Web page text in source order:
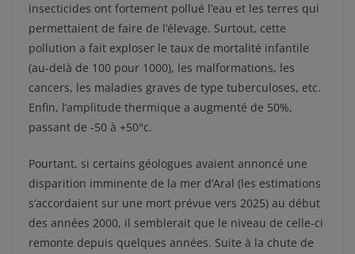
insecticides ont fortement pollué l’eau et les terres qui
permettaient de faire de l’élevage. Surtout, cette
pollution a fait exploser le taux de mortalité infantile
(au-delà de 100 pour 1000), les malformations, les
cancers, les maladies graves de type tuberculoses, etc.
Enfin, l’amplitude thermique a augmenté de 50%,
passant de -50 à +50°c.
Pourtant, si certains géologues avaient annoncé une
disparition imminente de la mer d’Aral (les estimations
s’accordaient sur une mort prévue vers 2025) au début
des années 2000, il semblerait que le niveau de celle-ci
remonte depuis quelques années. Suite à la chute de